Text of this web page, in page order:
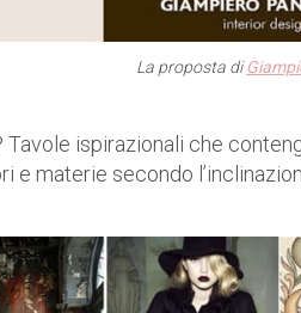
La proposta di
Tavole ispirazionali che
e materie secondo